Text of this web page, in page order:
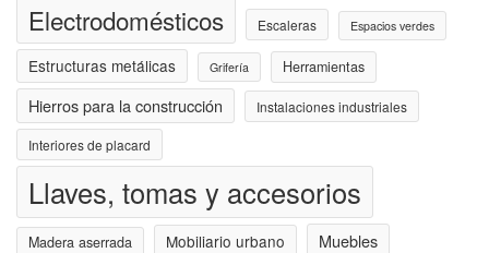
Electrodomésticos Escaleras Espacios verdes
Estructuras metálicas Grifería Herramientas
Hierros para la construcción Instalaciones industriales
Interiores de placard
Llaves, tomas y accesorios
Madera aserrada Mobiliario urbano
Muebles